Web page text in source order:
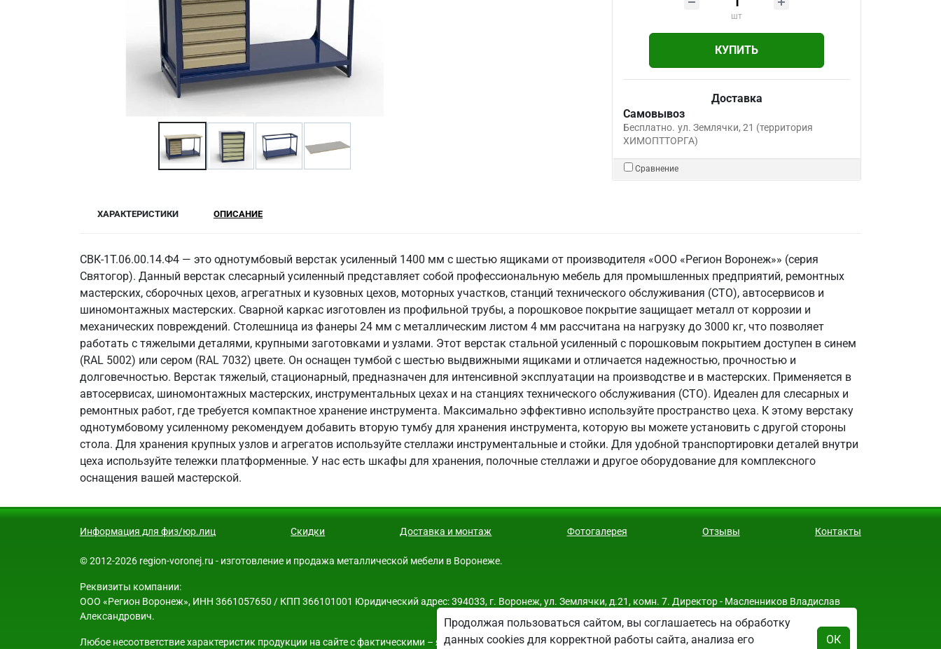
шт
КУПИТЬ
Доставка
Самовывоз
Бесплатно. ул. Землячки, 21 (территория
ХИМОПТТОРГА)
Сравнение
ХАРАКТЕРИСТИКИ ОПИСАНИЕ
СВК-1Т.06.00.14.Ф4 — это однотумбовый верстак усиленный 1400 мм с шестью ящиками от производителя «ООО «Регион Воронеж»» (серия
Святогор). Данный верстак слесарный усиленный представляет собой профессиональную мебель для промышленных предприятий, ремонтных
мастерских, сборочных цехов, агрегатных и кузовных цехов, моторных участков, станций технического обслуживания (СТО), автосервисов и
шиномонтажных мастерских. Сварной каркас изготовлен из профильной трубы, а порошковое покрытие защищает металл от коррозии и
механических повреждений. Столешница из фанеры 24 мм с металлическим листом 4 мм рассчитана на нагрузку до 3000 кг, что позволяет
работать с тяжелыми деталями, крупными заготовками и узлами. Этот верстак стальной усиленный с порошковым покрытием доступен в синем
(RAL 5002) или сером (RAL 7032) цвете. Он оснащен тумбой с шестью выдвижными ящиками и отличается надежностью, прочностью и
долговечностью. Верстак тяжелый, стационарный, предназначен для интенсивной эксплуатации на производстве и в мастерских. Применяется в
автосервисах, шиномонтажных мастерских, инструментальных цехах и на станциях технического обслуживания (СТО). Идеален для слесарных и
ремонтных работ, где требуется компактное хранение инструмента. Максимально эффективно используйте пространство цеха. К этому верстаку
однотумбовому усиленному рекомендуем добавить вторую тумбу для хранения инструмента, которую вы можете установить с другой стороны
стола. Для хранения крупных узлов и агрегатов используйте стеллажи инструментальные и стойки. Для удобной транспортировки деталей внутри
цеха используйте тележки платформенные. У нас есть шкафы для хранения, полочные стеллажи и другое оборудование для комплексного
оснащения вашей мастерской.
Информация для физ/юр.лиц Скидки Доставка и монтаж Фотогалерея Отзывы Контакты
© 2012-2026 region-voronej.ru - изготовление и продажа металлической мебели в Воронеже.
Реквизиты компании:
ООО «Регион Воронеж», ИНН 3661057650 / КПП 366101001 Юридический адрес: 394033, г. Воронеж, ул. Землячки, д.21, комн. 7. Директор - Масленников Владислав
Александрович.
Любое несоответствие характеристик продукции на сайте с фактическими – является опечаткой.
Продолжая пользоваться сайтом, вы соглашаетесь на обработку
данных cookies для корректной работы сайта, анализа его
ОК